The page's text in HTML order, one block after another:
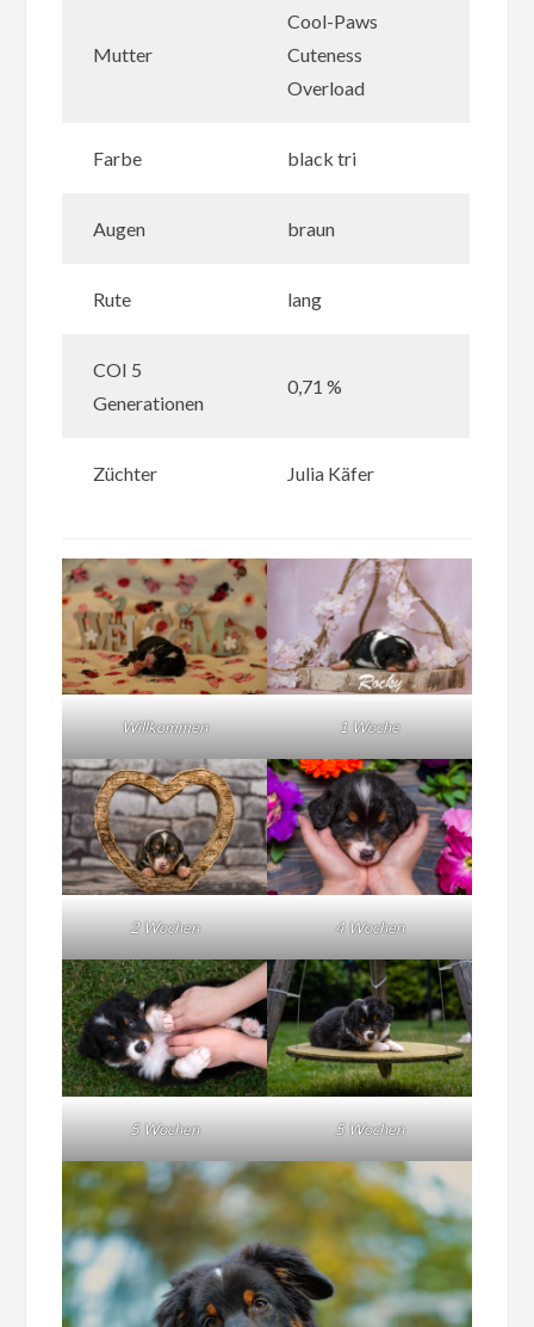
Mutter
Cool-Paws
Cuteness
Overload
Farbe black tri
Augen braun
Rute lang
COI 5
Generationen
0,71 %
Züchter Julia Käfer
Willkommen 1 Woche
2 Wochen 4 Wochen
5 Wochen 5 Wochen